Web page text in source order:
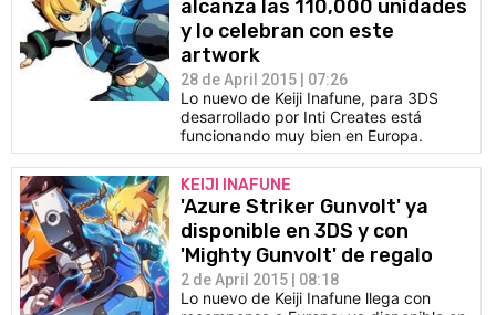
alcanza las 110,000 unidades
y lo celebran con este
artwork
28 de April 2015 | 07:26
Lo nuevo de Keiji Inafune, para 3DS
desarrollado por Inti Creates está
funcionando muy bien en Europa.
KEIJI INAFUNE
'Azure Striker Gunvolt' ya
disponible en 3DS y con
'Mighty Gunvolt' de regalo
2 de April 2015 | 08:18
Lo nuevo de Keiji Inafune llega con